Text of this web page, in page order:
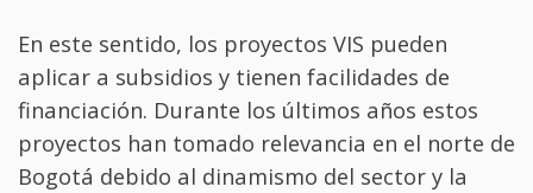
En este sentido, los proyectos VIS pueden
aplicar a subsidios y tienen facilidades de
financiación. Durante los últimos años estos
proyectos han tomado relevancia en el norte de
Bogotá debido al dinamismo del sector y la